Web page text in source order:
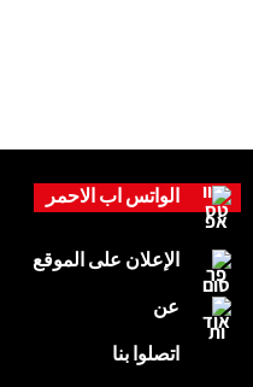
الواتس اب الاحمر
الإعلان على الموقع
عن
اتصلوا بنا